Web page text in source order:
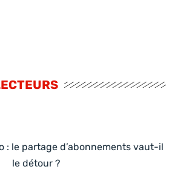
: le partage d’abonnements vaut-il
le détour ?